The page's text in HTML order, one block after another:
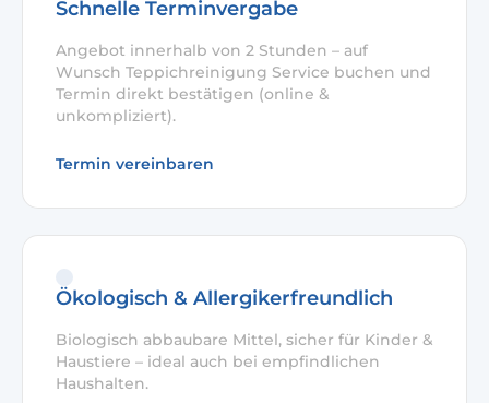
Schnelle Terminvergabe
Angebot innerhalb von 2 Stunden – auf
Wunsch Teppichreinigung Service buchen und
Termin direkt bestätigen (online &
unkompliziert).
Termin vereinbaren
Ökologisch & Allergikerfreundlich
Biologisch abbaubare Mittel, sicher für Kinder &
Haustiere – ideal auch bei empfindlichen
Haushalten.